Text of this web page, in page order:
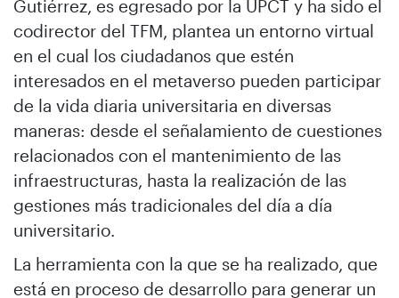
Gutiérrez, es egresado por la UPCT y ha sido el
codirector del TFM, plantea un entorno virtual
en el cual los ciudadanos que estén
interesados en el metaverso pueden participar
de la vida diaria universitaria en diversas
maneras: desde el señalamiento de cuestiones
relacionados con el mantenimiento de las
infraestructuras, hasta la realización de las
gestiones más tradicionales del día a día
universitario.
La herramienta con la que se ha realizado, que
está en proceso de desarrollo para generar un